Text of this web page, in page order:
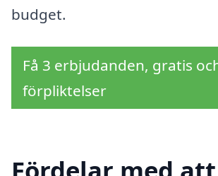
budget.
Få 3 erbjudanden, gratis
förpliktelser